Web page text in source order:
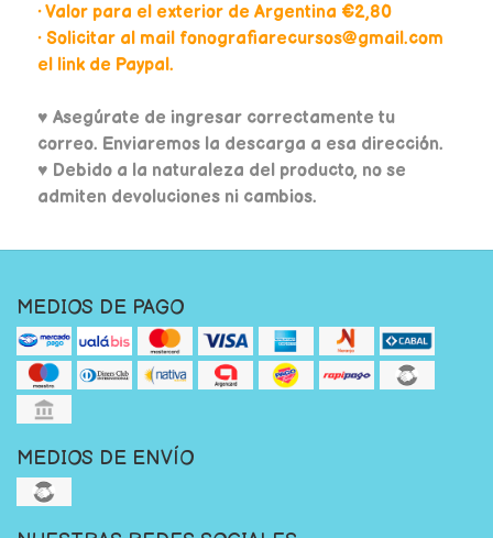
• Valor para el exterior de Argentina €2,80
• Solicitar al mail fonografiarecursos@gmail.com
el link de Paypal.
♥ Asegúrate de ingresar correctamente tu
correo. Enviaremos la descarga a esa dirección.
♥ Debido a la naturaleza del producto, no se
admiten devoluciones ni cambios.
MEDIOS DE PAGO
MEDIOS DE ENVÍO